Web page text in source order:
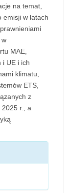
na temat,
emisji w latach
w
MAE,
i UE i ich
klimatu,
ETS,
z
r., a